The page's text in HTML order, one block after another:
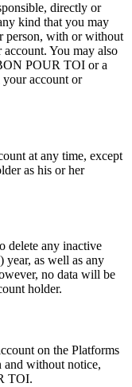
directly or
kind that you may
person, with or without
You may also
POUR TOI or a
your account or
at any time, except
as his or her
delete any inactive
year, as well as any
no data will be
holder.
on the Platforms
and without notice,
TOI.